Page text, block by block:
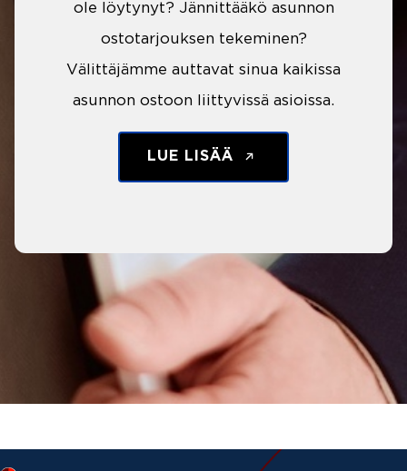
ole löytynyt? Jännittääkö asunnon
ostotarjouksen tekeminen?
Välittäjämme auttavat sinua kaikissa
asunnon ostoon liittyvissä asioissa.
LUE LISÄÄ